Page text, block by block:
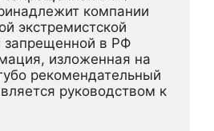
компании
экстремистской
запрещенной в РФ
изложенная на
рекомендательный
руководством к